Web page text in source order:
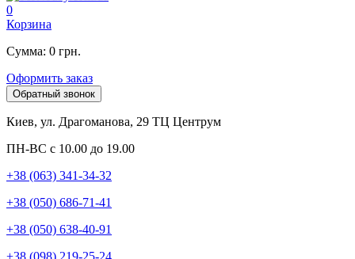
0
Корзина
Сумма: 0 грн.
Оформить заказ
Обратный звонок
Киев, ул. Драгоманова, 29 ТЦ Центрум
ПН-ВС с 10.00 до 19.00
+38 (063) 341-34-32
+38 (050) 686-71-41
+38 (050) 638-40-91
+38 (098) 219-25-24